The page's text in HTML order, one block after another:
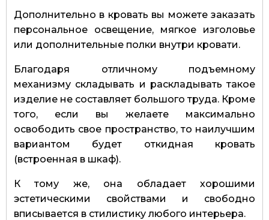
Дополнительно в кровать вы можете заказать
персональное освещение, мягкое изголовье
или дополнительные полки внутри кровати.
Благодаря отличному подъемному
механизму складывать и раскладывать такое
изделие не составляет большого труда. Кроме
того, если вы желаете максимально
освободить свое пространство, то наилучшим
вариантом будет откидная кровать
(встроенная в шкаф).
К тому же, она обладает хорошими
эстетическими свойствами и свободно
вписывается в стилистику любого интерьера.